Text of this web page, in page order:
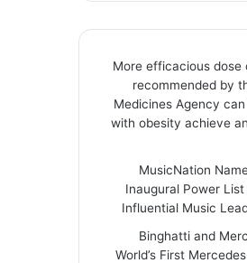
More efficacious dose
recommended by
Medicines Agency
with obesity achieve
MusicNation
Inaugural Power
Influential Music
Binghatti and
World’s First